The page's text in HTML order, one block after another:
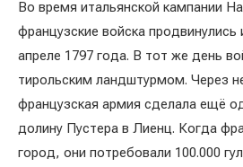
Во время итальянской кампании
французские войска
апреле 1797 года. В тот же день
тирольским ландштурмом. Через
французская армия сделала ещё
долину Пустера в Лиенц. Когда
город, они потребовали 100.000